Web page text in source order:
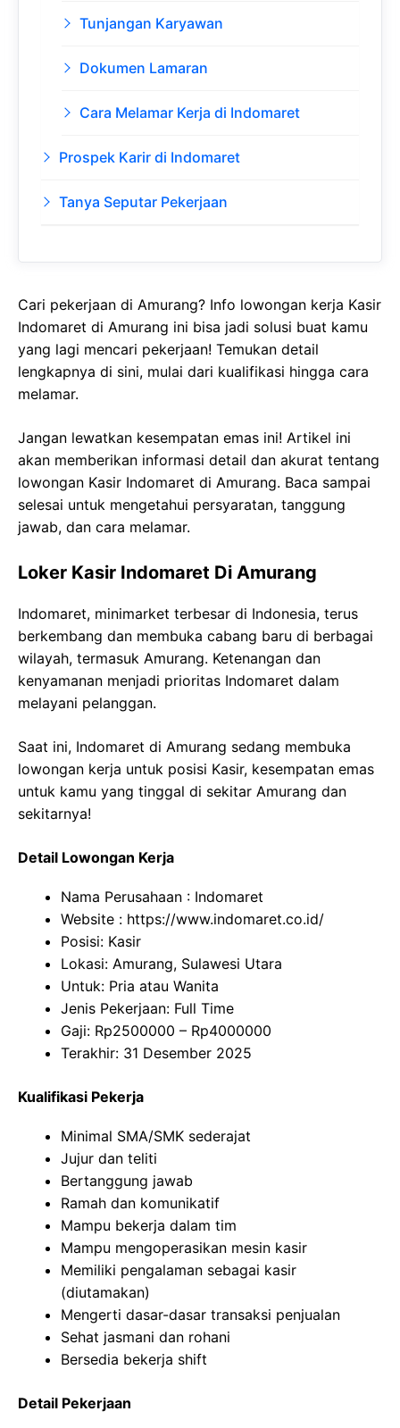
Tunjangan Karyawan
Dokumen Lamaran
Cara Melamar Kerja di Indomaret
Prospek Karir di Indomaret
Tanya Seputar Pekerjaan
Cari pekerjaan di Amurang? Info lowongan kerja Kasir
Indomaret di Amurang ini bisa jadi solusi buat kamu
yang lagi mencari pekerjaan! Temukan detail
lengkapnya di sini, mulai dari kualifikasi hingga cara
melamar.
Jangan lewatkan kesempatan emas ini! Artikel ini
akan memberikan informasi detail dan akurat tentang
lowongan Kasir Indomaret di Amurang. Baca sampai
selesai untuk mengetahui persyaratan, tanggung
jawab, dan cara melamar.
Loker Kasir Indomaret Di Amurang
Indomaret, minimarket terbesar di Indonesia, terus
berkembang dan membuka cabang baru di berbagai
wilayah, termasuk Amurang. Ketenangan dan
kenyamanan menjadi prioritas Indomaret dalam
melayani pelanggan.
Saat ini, Indomaret di Amurang sedang membuka
lowongan kerja untuk posisi Kasir, kesempatan emas
untuk kamu yang tinggal di sekitar Amurang dan
sekitarnya!
Detail Lowongan Kerja
Nama Perusahaan : Indomaret
Website : https://www.indomaret.co.id/
Posisi: Kasir
Lokasi: Amurang, Sulawesi Utara
Untuk: Pria atau Wanita
Jenis Pekerjaan: Full Time
Gaji: Rp2500000 – Rp4000000
Terakhir: 31 Desember 2025
Kualifikasi Pekerja
Minimal SMA/SMK sederajat
Jujur dan teliti
Bertanggung jawab
Ramah dan komunikatif
Mampu bekerja dalam tim
Mampu mengoperasikan mesin kasir
Memiliki pengalaman sebagai kasir
(diutamakan)
Mengerti dasar-dasar transaksi penjualan
Sehat jasmani dan rohani
Bersedia bekerja shift
Detail Pekerjaan